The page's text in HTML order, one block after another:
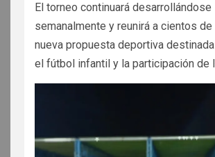
El torneo continuará desarrollándose
semanalmente y reunirá a cientos de
nueva propuesta deportiva
el fútbol infantil y la participación de